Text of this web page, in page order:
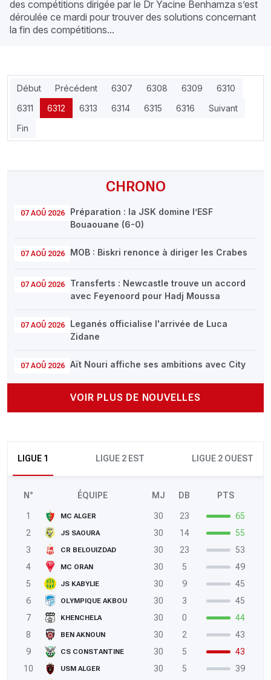
CHRONO
07 AOÛ 2026
Préparation : la JSK domine l’ESF
Bouaouane (6-0)
07 AOÛ 2026 MOB : Biskri renonce à diriger les Crabes
07 AOÛ 2026
Transferts : Newcastle trouve un accord
avec Feyenoord pour Hadj Moussa
07 AOÛ 2026
Leganés officialise l'arrivée de Luca
Zidane
07 AOÛ 2026 Aït Nouri affiche ses ambitions avec City
VOIR PLUS DE NOUVELLES
LIGUE 1 LIGUE 2 EST LIGUE 2 OUEST
N° ÉQUIPE MJ DB PTS
1 MC ALGER 30 23
65
2
JS SAOURA 30 14
55
3
CR BELOUIZDAD 30 23
53
4
MC ORAN 30 5
49
5
JS KABYLIE 30 9
45
6
OLYMPIQUE AKBOU 30 3
45
7
KHENCHELA 30 0
44
8
BEN AKNOUN 30 2
43
9
CS CONSTANTINE 30 5
43
10
USM ALGER 30 5
39
des compétitions dirigée par le Dr Yacine Benhamza s’est
déroulée ce mardi pour trouver des solutions concernant
la fin des compétitions...
Début Précédent 6307 6308 6309
6310
6311
6312 6313 6314 6315 6316
Suivant
Fin